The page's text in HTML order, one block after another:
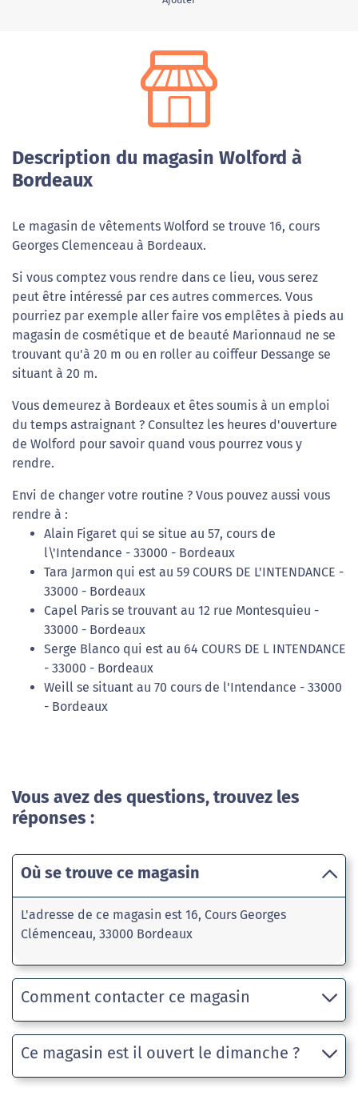
Description du magasin Wolford à
Bordeaux
Le magasin de vêtements Wolford se trouve 16, cours
Georges Clemenceau à Bordeaux.
Si vous comptez vous rendre dans ce lieu, vous serez
peut être intéressé par ces autres commerces. Vous
pourriez par exemple aller faire vos emplêtes à pieds au
magasin de cosmétique et de beauté Marionnaud ne se
trouvant qu'à 20 m ou en roller au coiffeur Dessange se
situant à 20 m.
Vous demeurez à Bordeaux et êtes soumis à un emploi
du temps astraignant ? Consultez les heures d'ouverture
de Wolford pour savoir quand vous pourrez vous y
rendre.
Envi de changer votre routine ? Vous pouvez aussi vous
rendre à :
Alain Figaret qui se situe au 57, cours de
l\'Intendance - 33000 - Bordeaux
Tara Jarmon qui est au 59 COURS DE L'INTENDANCE -
33000 - Bordeaux
Capel Paris se trouvant au 12 rue Montesquieu -
33000 - Bordeaux
Serge Blanco qui est au 64 COURS DE L INTENDANCE
- 33000 - Bordeaux
Weill se situant au 70 cours de l'Intendance - 33000
- Bordeaux
Vous avez des questions, trouvez les
réponses :
Où se trouve ce magasin
L'adresse de ce magasin est 16, Cours Georges
Clémenceau, 33000 Bordeaux
Comment contacter ce magasin
Ce magasin est il ouvert le dimanche ?